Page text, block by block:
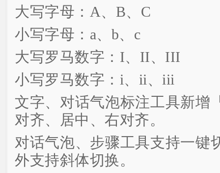
大写字母：A、B、C
小写字母：a、b、c
大写罗马数字：I、II、III
小写罗马数字：i、ii、iii
文字、对话气泡标注工具新增
对齐、居中、右对齐。
对话气泡、步骤工具支持一键
外支持斜体切换。